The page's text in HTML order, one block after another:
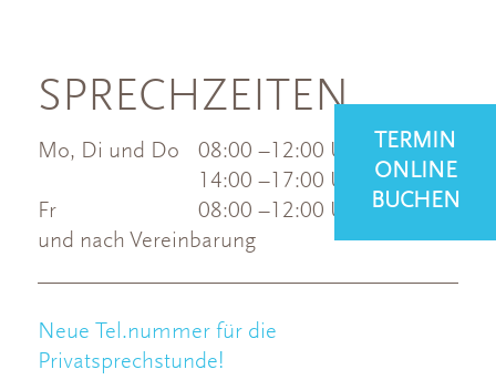
TERMIN
ONLINE
BUCHEN
SPRECHZEITEN
Mo, Di und Do
08:00 –12:00 Uhr
14:00 –17:00 Uhr
Fr
08:00 –12:00 Uhr
und nach Vereinbarung
Neue Tel.nummer für die
Privatsprechstunde!